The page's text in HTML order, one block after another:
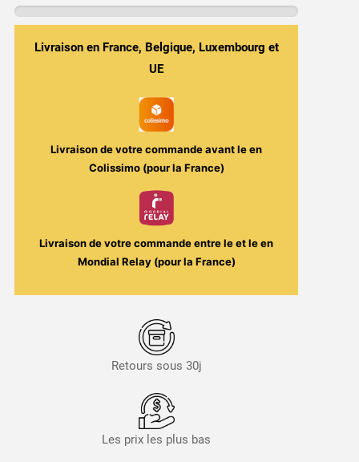
Vanille
Custard
10mlLivraison en France, Belgique, Luxembourg et
UE
Livraison de votre commande avant leen
Colissimo (pour la France)
Livraison de votre commande entre leet leen
Mondial Relay (pour la France)
Retours sous 30j
Les prix les plus bas